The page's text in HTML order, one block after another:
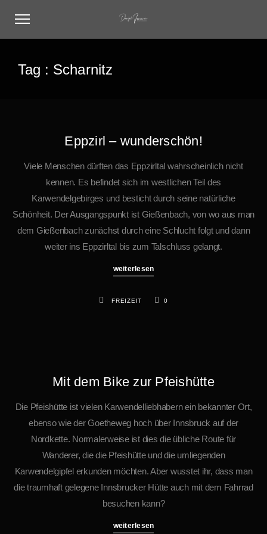
Tag : Scharnitz
Eppzirl – wunderschön!
Viele Menschen dürften das Eppzirltal wahrscheinlich nicht
kennen. Es befindet sich im westlichen Teil des
Karwendelgebirges und besticht durch seine natürliche
Schönheit. Der Ausgangspunkt ist Gießenbach, von wo aus man
dem Gießenbach zunächst durch eine Schlucht folgt und dann
weiter ins Eppzirltal bis zum Talschluss gelangt.
weiterlesen
FREIZEIT 0
Mit dem Bike zur Pfeishütte
Die Pfeishütte ist vielen Karwendelliebhabern ein bekannter Ort,
ebenso wie der Goetheweg hoch über Innsbruck auf der
Nordkette. Normalerweise ist dies die übliche Route für
Wanderer, die die Pfeishütte und die umliegenden
Karwendelgipfel erkunden möchten. Aber wusstet ihr, dass man
die traumhaft gelegene Innsbrucker Hütte auch mit dem Fahrrad
besuchen kann?
weiterlesen